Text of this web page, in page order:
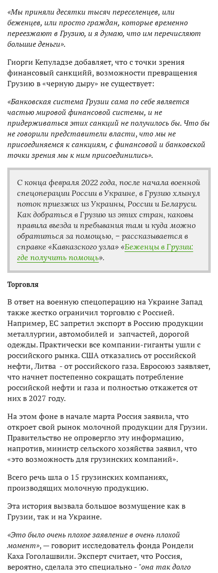
«Мы приняли десятки тысяч переселенцев, или
беженцев, или просто граждан, которые временно
переезжают в Грузию, и я думаю, что им перечисляют
большие деньги».
Гиорги Кепуладзе добавляет, что с точки зрения
финансовый санкцийй, возможности превращения
Грузию в «черную дыру» не существует:
«Банковская система Грузии сама по себе является
частью мировой финансовой системы, и не
придерживаться этих санкций не получилось бы. Что бы
не говорили представители власти,что мы не
присоединяемся к санкциям, с финансовой и банковской
точки зрения мы к ним присоединились».
С конца февраля 2022 года, после начала военной
спецоперации России в Украине, в Грузию хлынул
поток приезжих из Украины, России и Беларуси.
Как добраться в Грузию из этих стран, каковы
правила въезда и пребывания там и куда можно
обратиться за помощью, – рассказывается в
справке «Кавказского узла» «Беженцы в Грузии:
где получить помощь».
Торговля
В ответ на военную спецоперацию на Украине Запад
также жестко ограничил торговлю с Россией.
Например, ЕС запретил экспорт в Россию продукции
металлургии, автомобилей и запчастей, дорогой
одежды. Практически все компании-гиганты ушли с
российского рынка. США отказались от российской
нефти, Литва - от российского газа. Евросоюз заявляет,
что начнет постепенно сокращать потребление
российской нефти и газа и полностью откажется от
них в 2027 году.
На этом фоне в начале марта Россия заявила, что
откроет свой рынок молочной продукции для Грузии.
Правительство не опровергло эту информацию,
напротив, министр сельского хозяйства заявил, что
«это возможность для грузинских компаний».
Всего речь шла о 15 грузинских компаниях,
производящих молочную продукцию.
Эта история вызвала большое возмущение как в
Грузии, так и на Украине.
«Это было очень плохое заявление в очень плохой
момент», — говорит исследователь фонда Рондели
Каха Гоголашвили. Эксперт считает, что Россия,
вероятно, сделала это специально - "она так долго